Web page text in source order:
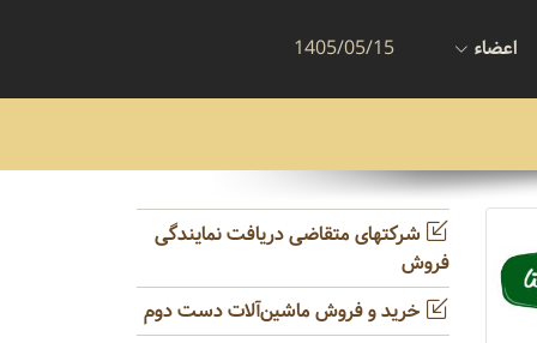
اعضاء 1405/05/15
شرکتهای متقاضی دریافت نمایندگی
فروش
خرید و فروش ماشین‌آلات دست دوم